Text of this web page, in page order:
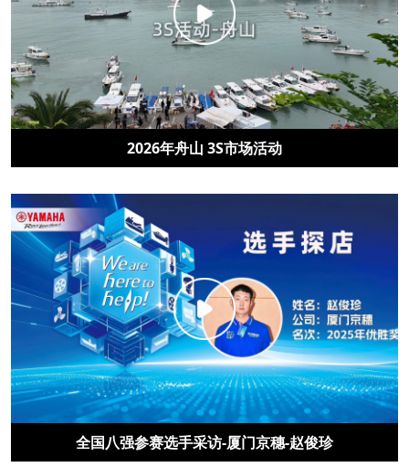
2026年舟山 3S市场活动
全国八强参赛选手采访-厦门京穗-赵俊珍